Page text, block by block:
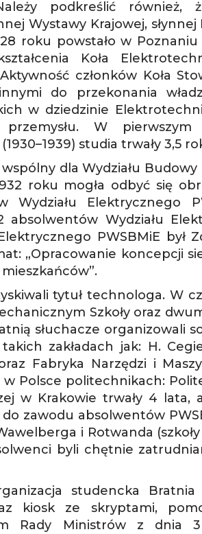
podkreślić
Wystawy Krajowej,
roku powstało w Poznaniu
Koła
członków Koła
do przekonania
w dziedzinie
W pierwszym
studia trwały 3,5
dla Wydziału
roku mogła odbyć się
Wydziału Elektrycznego
absolwentów Wydziału
PWSBMiE był
„Opracowanie koncepcji
tytuł technologa. W
Szkoły oraz
słuchacze organizowali
zakładach jak: H.
Fabryka Narzędzi i
Polsce politechnikach:
w Krakowie trwały 4 lata,
zawodu absolwentów
i Rotwanda
byli chętnie
studencka
kiosk ze skryptami,
Rady Ministrów z dnia